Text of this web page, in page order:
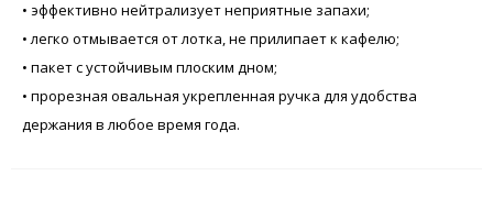
• эффективно нейтрализует неприятные запахи;
• легко отмывается от лотка, не прилипает к кафелю;
• пакет с устойчивым плоским дном;
• прорезная овальная укрепленная ручка для удобства
держания в любое время года.